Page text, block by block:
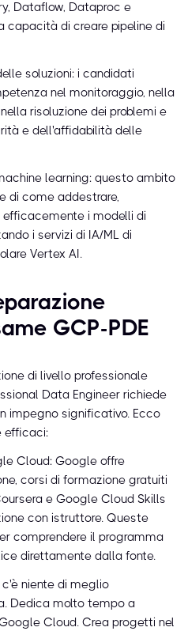
Dataflow, Dataproc e
capacità di creare pipeline di
soluzioni: i candidati
nel monitoraggio, nella
risoluzione dei problemi e
e dell'affidabilità delle
learning: questo ambito
di come addestrare,
i modelli di
i servizi di IA/ML di
Vertex AI.
GCP-PDE
di livello professionale
Data Engineer richiede
impegno significativo. Ecco
efficaci:
Cloud: Google offre
corsi di formazione gratuiti
e Google Cloud Skills
con istruttore. Queste
comprendere il programma
direttamente dalla fonte.
c'è niente di meglio
Dedica molto tempo a
Cloud. Crea progetti nel